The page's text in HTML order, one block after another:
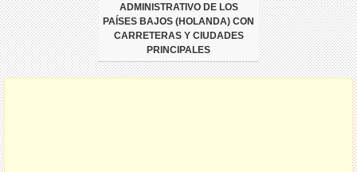
ADMINISTRATIVO DE LOS
PAÍSES BAJOS (HOLANDA) CON
CARRETERAS Y CIUDADES
PRINCIPALES